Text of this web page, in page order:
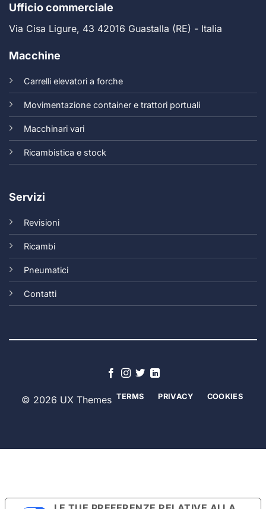
Ufficio commerciale
Via Cisa Ligure, 43 42016 Guastalla (RE) - Italia
Macchine
Carrelli elevatori a forche
Movimentazione container e trattori portuali
Macchinari vari
Ricambistica e stock
Servizi
Revisioni
Ricambi
Pneumatici
Contatti
© 2026 UX Themes TERMS PRIVACY COOKIES